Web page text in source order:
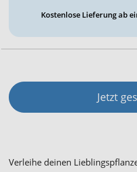
Kostenlose Lieferung ab
Jetzt
Verleihe deinen